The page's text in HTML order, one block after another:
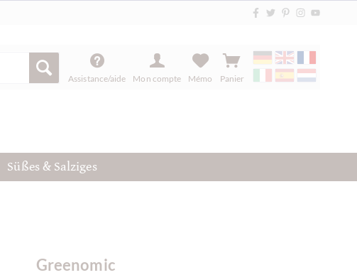
Assistance/aide Mon compte Mémo Panier
Süßes & Salziges
Greenomic